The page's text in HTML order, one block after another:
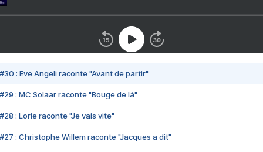
#30 : Eve Angeli raconte "Avant de partir"
#29 : MC Solaar raconte "Bouge de là"
#28 : Lorie raconte "Je vais vite"
#27 : Christophe Willem raconte "Jacques a dit"